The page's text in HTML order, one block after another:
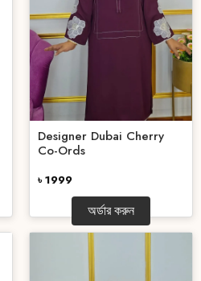
Designer Dubai Cherry
Co-Ords
৳ 1999
অর্ডার করুন